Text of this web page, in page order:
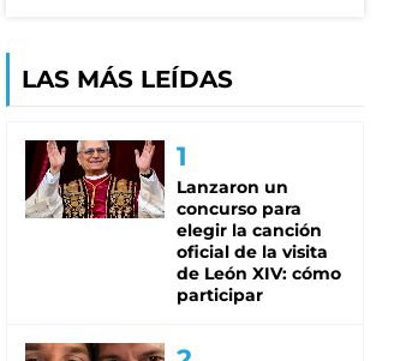
LAS MÁS LEÍDAS
Lanzaron un
concurso para
elegir la canción
oficial de la visita
de León XIV: cómo
participar